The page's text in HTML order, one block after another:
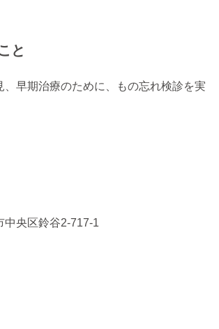
と
、早期治療のために、もの忘れ検診を実
中央区鈴谷2-717-1